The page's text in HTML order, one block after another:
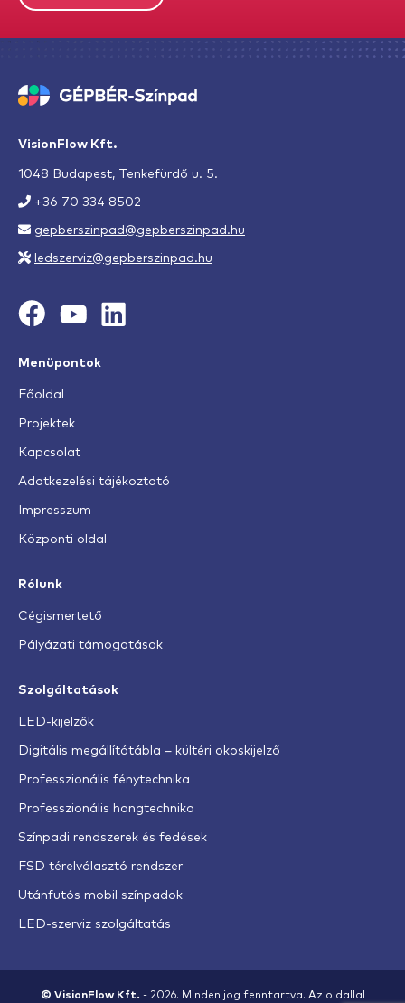
VisionFlow Kft.
1048 Budapest, Tenkefürdő u. 5.
+36 70 334 8502
gepberszinpad@gepberszinpad.hu
ledszerviz@gepberszinpad.hu
Menüpontok
Főoldal
Projektek
Kapcsolat
Adatkezelési tájékoztató
Impresszum
Központi oldal
Rólunk
Cégismertető
Pályázati támogatások
Szolgáltatások
LED-kijelzők
Digitális megállítótábla – kültéri okoskijelző
Professzionális fénytechnika
Professzionális hangtechnika
Színpadi rendszerek és fedések
FSD térelválasztó rendszer
Utánfutós mobil színpadok
LED-szerviz szolgáltatás
© VisionFlow Kft. - 2026. Minden jog fenntartva. Az oldallal